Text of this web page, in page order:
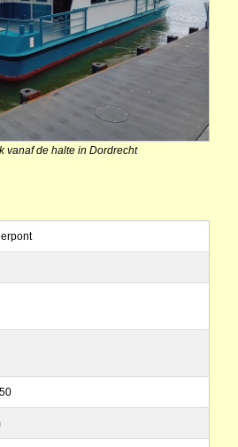
vanaf de halte in Dordrecht